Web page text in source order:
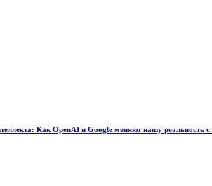
Как OpenAI и Google меняют нашу реальность